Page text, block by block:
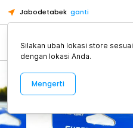
Jabodetabek ganti
Alat Kopi
Silakan ubah lokasi store sesuai
dengan lokasi Anda.
Mengerti